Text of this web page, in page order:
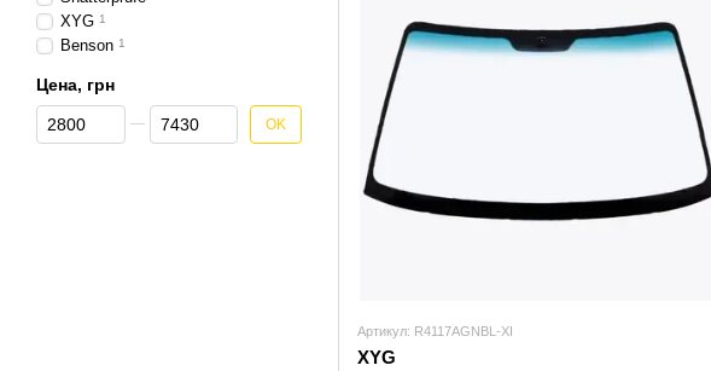
Артикул: R4117AGNBL-XI
XYG
XYG 1
Benson 1
Цена, грн
От Цена, грн
До Цена, грн OK